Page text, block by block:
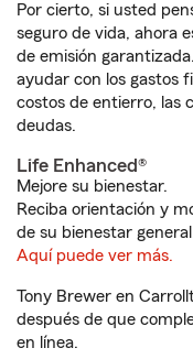
Por cierto, si usted
seguro de vida, ahora
de emisión
ayudar con los gastos
costos de entierro, las
deudas.
Life Enhanced®
Mejore su bienestar.
Reciba orientación y
de su bienestar
Aquí puede ver más.
Tony Brewer en
después de que
en línea.